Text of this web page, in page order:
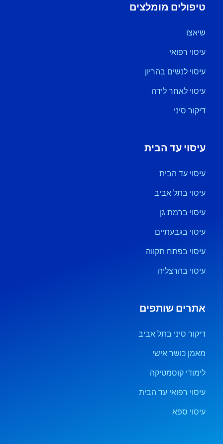
טיפולים מומלצים
שיאצו
עיסוי רפואי
עיסוי לנשים בהריון
עיסוי לאחר לידה
דיקור סיני
עיסוי עד הבית
עיסוי עד הבית
עיסוי בתל אביב
עיסוי ברמת גן
עיסוי בגבעתיים
עיסוי בפתח תקווה
עיסוי בהרצליה
אתרים שותפים
דיקור סיני בתל אביב
מאמן כושר אישי
לימודי קוסמטיקה
עיסוי רפואי עד הבית
עיסוי ספא